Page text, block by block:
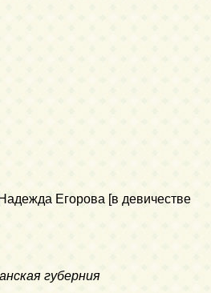
Егорова [в девичестве
губерния